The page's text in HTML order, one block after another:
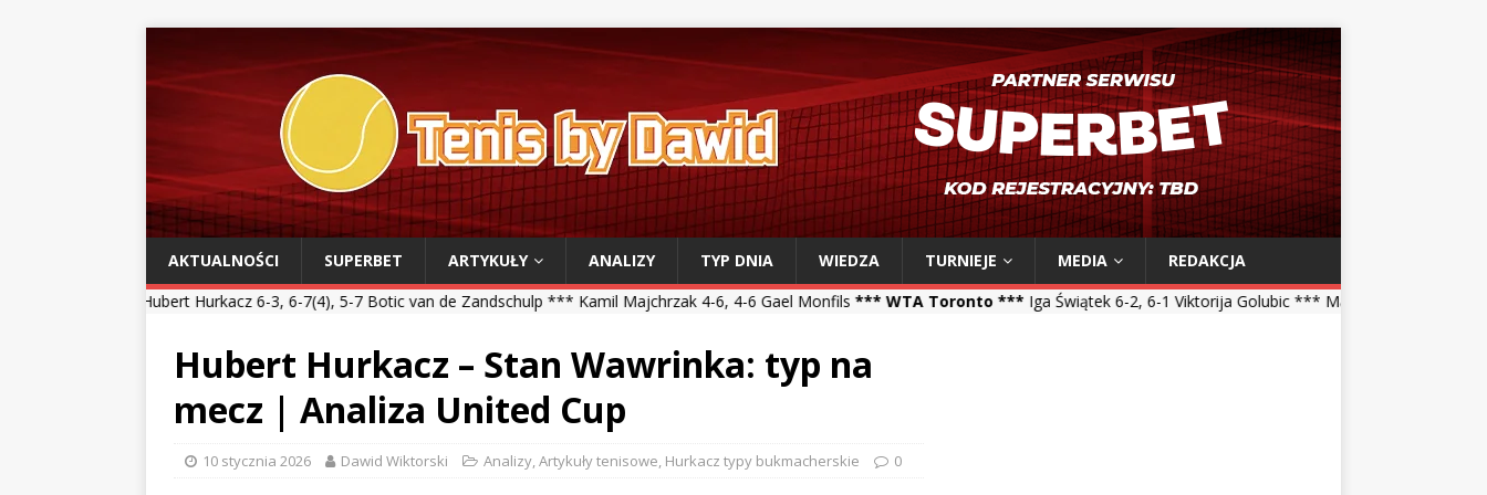
AKTUALNOŚCI SUPERBET ARTYKUŁY ANALIZY TYP DNIA WIEDZA TURNIEJE MEDIA
REDAKCJA
Hurkacz 6-3, 6-7(4), 5-7 Botic van de Zandschulp *** Kamil Majchrzak 4-6, 4-6 Gael Monfils*** WTA Toronto ***Iga Świątek 6-2, 6-1 Viktorija Golubic *** Maja Chwalińska 5-7, 1-6 Talia Gibson
Hubert Hurkacz – Stan Wawrinka: typ na
mecz | Analiza United Cup
10 stycznia 2026 Dawid Wiktorski Analizy,Artykuły tenisowe, Hurkacz typy bukmacherskie 0